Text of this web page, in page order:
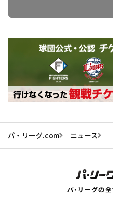
パ・リーグ.com ニュース